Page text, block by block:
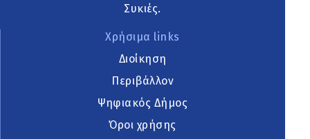
Συκιές.
Χρήσιμα links
Διοίκηση
Περιβάλλον
Ψηφιακός Δήμος
Όροι χρήσης